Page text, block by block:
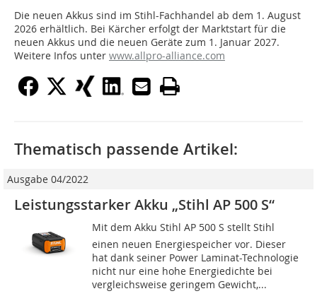
Die neuen Akkus sind im Stihl-Fachhandel ab dem 1. August
2026 erhältlich. Bei Kärcher erfolgt der Marktstart für die
neuen Akkus und die neuen Geräte zum 1. Januar 2027.
Weitere Infos unter www.allpro-alliance.com
Thematisch passende Artikel:
Ausgabe 04/2022
Leistungsstarker Akku „Stihl AP 500 S“
Mit dem Akku Stihl AP 500 S stellt Stihl
einen neuen Energiespeicher vor. Dieser
hat dank seiner Power Laminat-Technologie
nicht nur eine hohe Energiedichte bei
vergleichsweise geringem Gewicht,...